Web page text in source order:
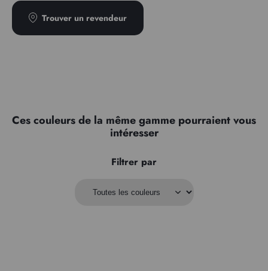
Trouver un revendeur
Ces couleurs de la même gamme pourraient vous
intéresser
Filtrer par